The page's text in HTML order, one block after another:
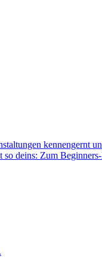
kennengernt
so deins: Zum